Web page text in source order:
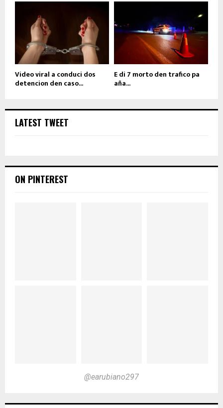
Video viral a conduci dos
detencion den caso...
E di 7 morto den trafico pa
aña...
LATEST TWEET
ON PINTEREST
@earubiano297